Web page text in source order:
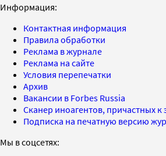
Информация:
Контактная информация
Правила обработки
Реклама в журнале
Реклама на сайте
Условия перепечатки
Архив
Вакансии в Forbes Russia
Сканер иноагентов, причастных
Подписка на печатную версию
Мы в соцсетях: